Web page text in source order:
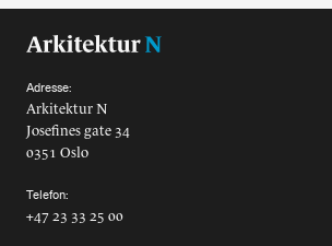
Adresse:
Arkitektur N
Josefines gate 34
0351 Oslo
Telefon:
+47 23 33 25 00